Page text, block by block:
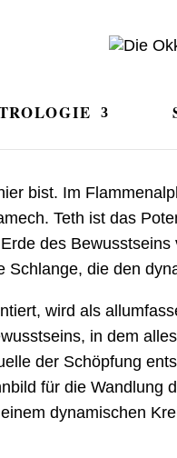
bist. Im
Teth ist das
des
Schlange, die den
wird als
in dem
der Schöpfung
für die Wandlung
dynamischen